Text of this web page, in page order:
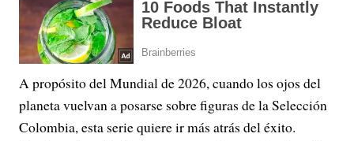
A propósito del Mundial de 2026, cuando los ojos del
planeta vuelvan a posarse sobre figuras de la Selección
Colombia, esta serie quiere ir más atrás del éxito.